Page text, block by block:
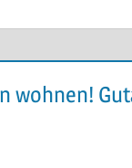
wohnen!